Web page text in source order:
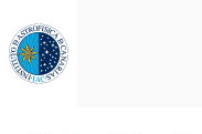
al
contenido
principal